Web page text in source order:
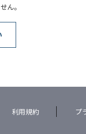
ん。
利用規約 プ